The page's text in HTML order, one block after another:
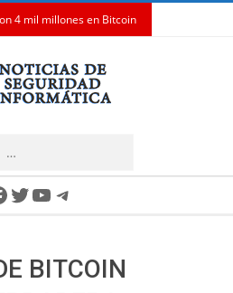
4 mil millones en Bitcoin
Twitter
YouTube
Telegram
BITCOIN